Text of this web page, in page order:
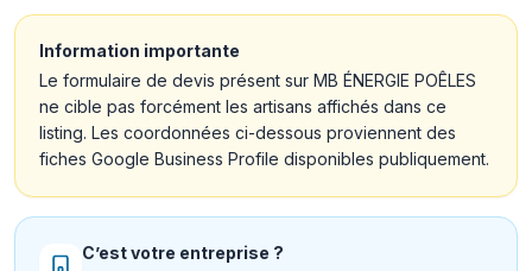
Information importante
Le formulaire de devis présent sur MB ÉNERGIE POÊLES
ne cible pas forcément les artisans affichés dans ce
listing. Les coordonnées ci-dessous proviennent des
fiches Google Business Profile disponibles publiquement.
C’est votre entreprise ?